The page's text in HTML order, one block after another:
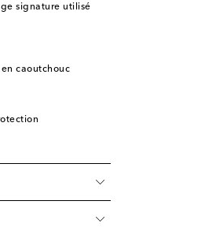
signature utilisé
caoutchouc